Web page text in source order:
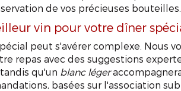
de vos précieuses bouteilles.
vin pour votre dîner
peut s'avérer complexe. Nous
repas avec des suggestions
qu'un blanc léger
basées sur l'association